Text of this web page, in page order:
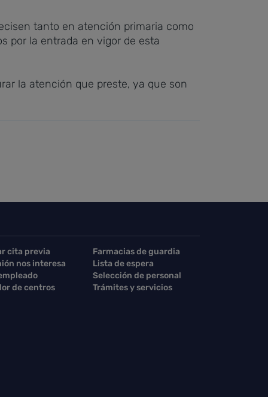
tanto en atención primaria como
por la entrada en vigor de esta
la atención que preste, ya que son
cita previa
Farmacias de guardia
nos interesa
Lista de espera
Selección de personal
de centros Trámites y servicios